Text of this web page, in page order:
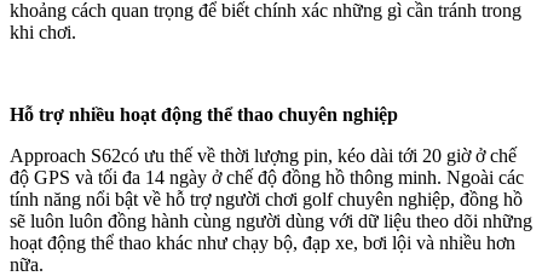
khoảng cách quan trọng để biết chính xác những gì cần tránh trong
khi chơi.
Hỗ trợ nhiều hoạt động thể thao chuyên nghiệp
Approach S62có ưu thế về thời lượng pin, kéo dài tới 20 giờ ở chế
độ GPS và tối đa 14 ngày ở chế độ đồng hồ thông minh. Ngoài các
tính năng nổi bật về hỗ trợ người chơi golf chuyên nghiệp, đồng hồ
sẽ luôn luôn đồng hành cùng người dùng với dữ liệu theo dõi những
hoạt động thể thao khác như chạy bộ, đạp xe, bơi lội và nhiều hơn
nữa.